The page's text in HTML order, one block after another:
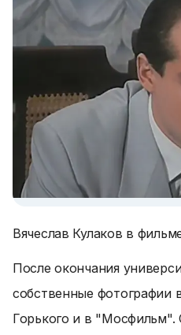
Вячеслав Кулаков в
После окончания
собственные
Горького и в "Мосфильм".